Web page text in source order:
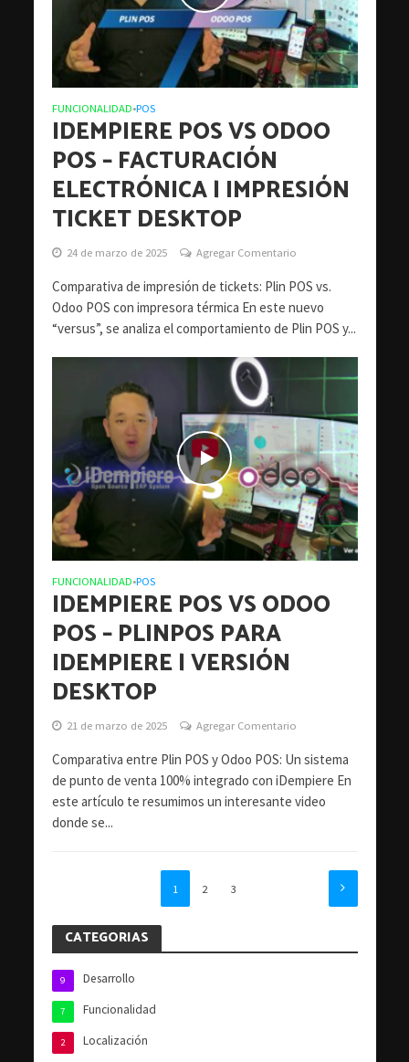
FUNCIONALIDAD•POS
IDEMPIERE POS VS ODOO
POS – FACTURACIÓN
ELECTRÓNICA | IMPRESIÓN
TICKET DESKTOP
24 de marzo de 2025 Agregar Comentario
Comparativa de impresión de tickets: Plin POS vs.
Odoo POS con impresora térmica En este nuevo
“versus”, se analiza el comportamiento de Plin POS y...
FUNCIONALIDAD•POS
IDEMPIERE POS VS ODOO
POS – PLINPOS PARA
IDEMPIERE | VERSIÓN
DESKTOP
21 de marzo de 2025 Agregar Comentario
Comparativa entre Plin POS y Odoo POS: Un sistema
de punto de venta 100% integrado con iDempiere En
este artículo te resumimos un interesante video
donde se...
1 2 3
CATEGORIAS
Desarrollo
9
Funcionalidad
7
Localización
2